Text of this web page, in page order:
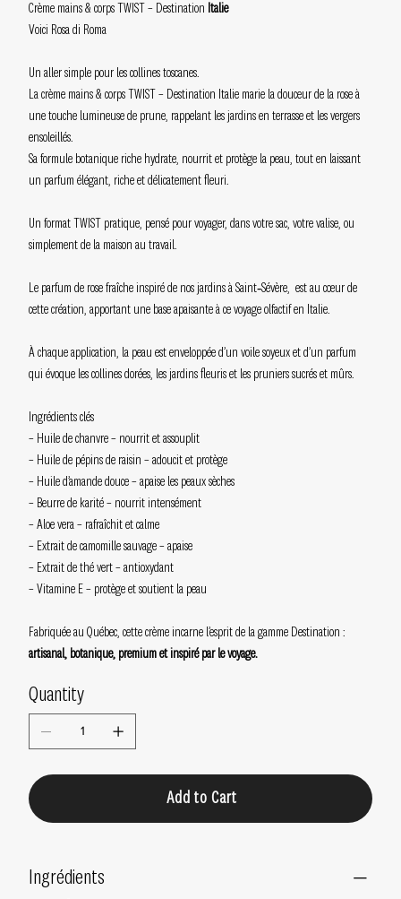
Crème mains & corps TWIST – Destination Italie
Voici Rosa di Roma
Un aller simple pour les collines toscanes.
La crème mains & corps TWIST – Destination Italie marie la douceur de la rose à
une touche lumineuse de prune, rappelant les jardins en terrasse et les vergers
ensoleillés.
Sa formule botanique riche hydrate, nourrit et protège la peau, tout en laissant
un parfum élégant, riche et délicatement fleuri.
Un format TWIST pratique, pensé pour voyager, dans votre sac, votre valise, ou
simplement de la maison au travail.
Le parfum de rose fraîche inspiré de nos jardins à Saint‑Sévère, est au cœur de
cette création, apportant une base apaisante à ce voyage olfactif en Italie.
À chaque application, la peau est enveloppée d’un voile soyeux et d’un parfum
qui évoque les collines dorées, les jardins fleuris et les pruniers sucrés et mûrs.
Ingrédients clés
– Huile de chanvre – nourrit et assouplit
– Huile de pépins de raisin – adoucit et protège
– Huile d’amande douce – apaise les peaux sèches
– Beurre de karité – nourrit intensément
– Aloe vera – rafraîchit et calme
– Extrait de camomille sauvage – apaise
– Extrait de thé vert – antioxydant
– Vitamine E – protège et soutient la peau
Fabriquée au Québec, cette crème incarne l’esprit de la gamme Destination :
artisanal, botanique, premium et inspiré par le voyage.
Quantity
Add to Cart
Ingrédients